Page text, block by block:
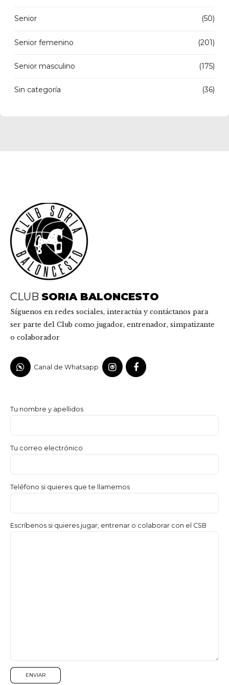
Senior (50)
Senior femenino (201)
Senior masculino (175)
Sin categoría (36)
CLUB SORIA BALONCESTO
Síguenos en redes sociales, interactúa y contáctanos para
ser parte del Club como jugador, entrenador, simpatizante
o colaborador
Canal de Whatsapp
Tu nombre y apellidos
Tu correo electrónico
Teléfono si quieres que te llamemos
Escríbenos si quieres jugar, entrenar o colaborar con el CSB